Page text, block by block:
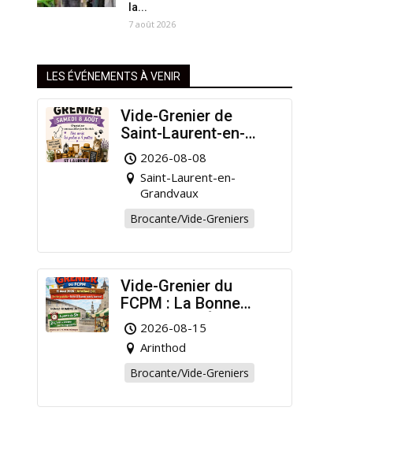
la...
7 août 2026
LES ÉVÉNEMENTS À VENIR
Vide-Grenier de
Saint-Laurent-en-
Grandvaux : Venez
chiner pour la bonne
cause !
2026-08-08
Saint-Laurent-en-
Grandvaux
Brocante/Vide-Greniers
Vide-Grenier du
FCPM : La Bonne
Affaire de l’Été à
Arinthod !
2026-08-15
Arinthod
Brocante/Vide-Greniers